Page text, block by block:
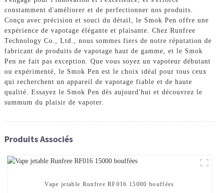
constamment d'améliorer et de perfectionner nos produits.
Conçu avec précision et souci du détail, le Smok Pen offre une
expérience de vapotage élégante et plaisante. Chez Runfree
Technology Co., Ltd., nous sommes fiers de notre réputation de
fabricant de produits de vapotage haut de gamme, et le Smok
Pen ne fait pas exception. Que vous soyez un vapoteur débutant
ou expérimenté, le Smok Pen est le choix idéal pour tous ceux
qui recherchent un appareil de vapotage fiable et de haute
qualité. Essayez le Smok Pen dès aujourd'hui et découvrez le
summum du plaisir de vapoter.
Produits Associés
Vape jetable Runfree RF016 15000 bouffées